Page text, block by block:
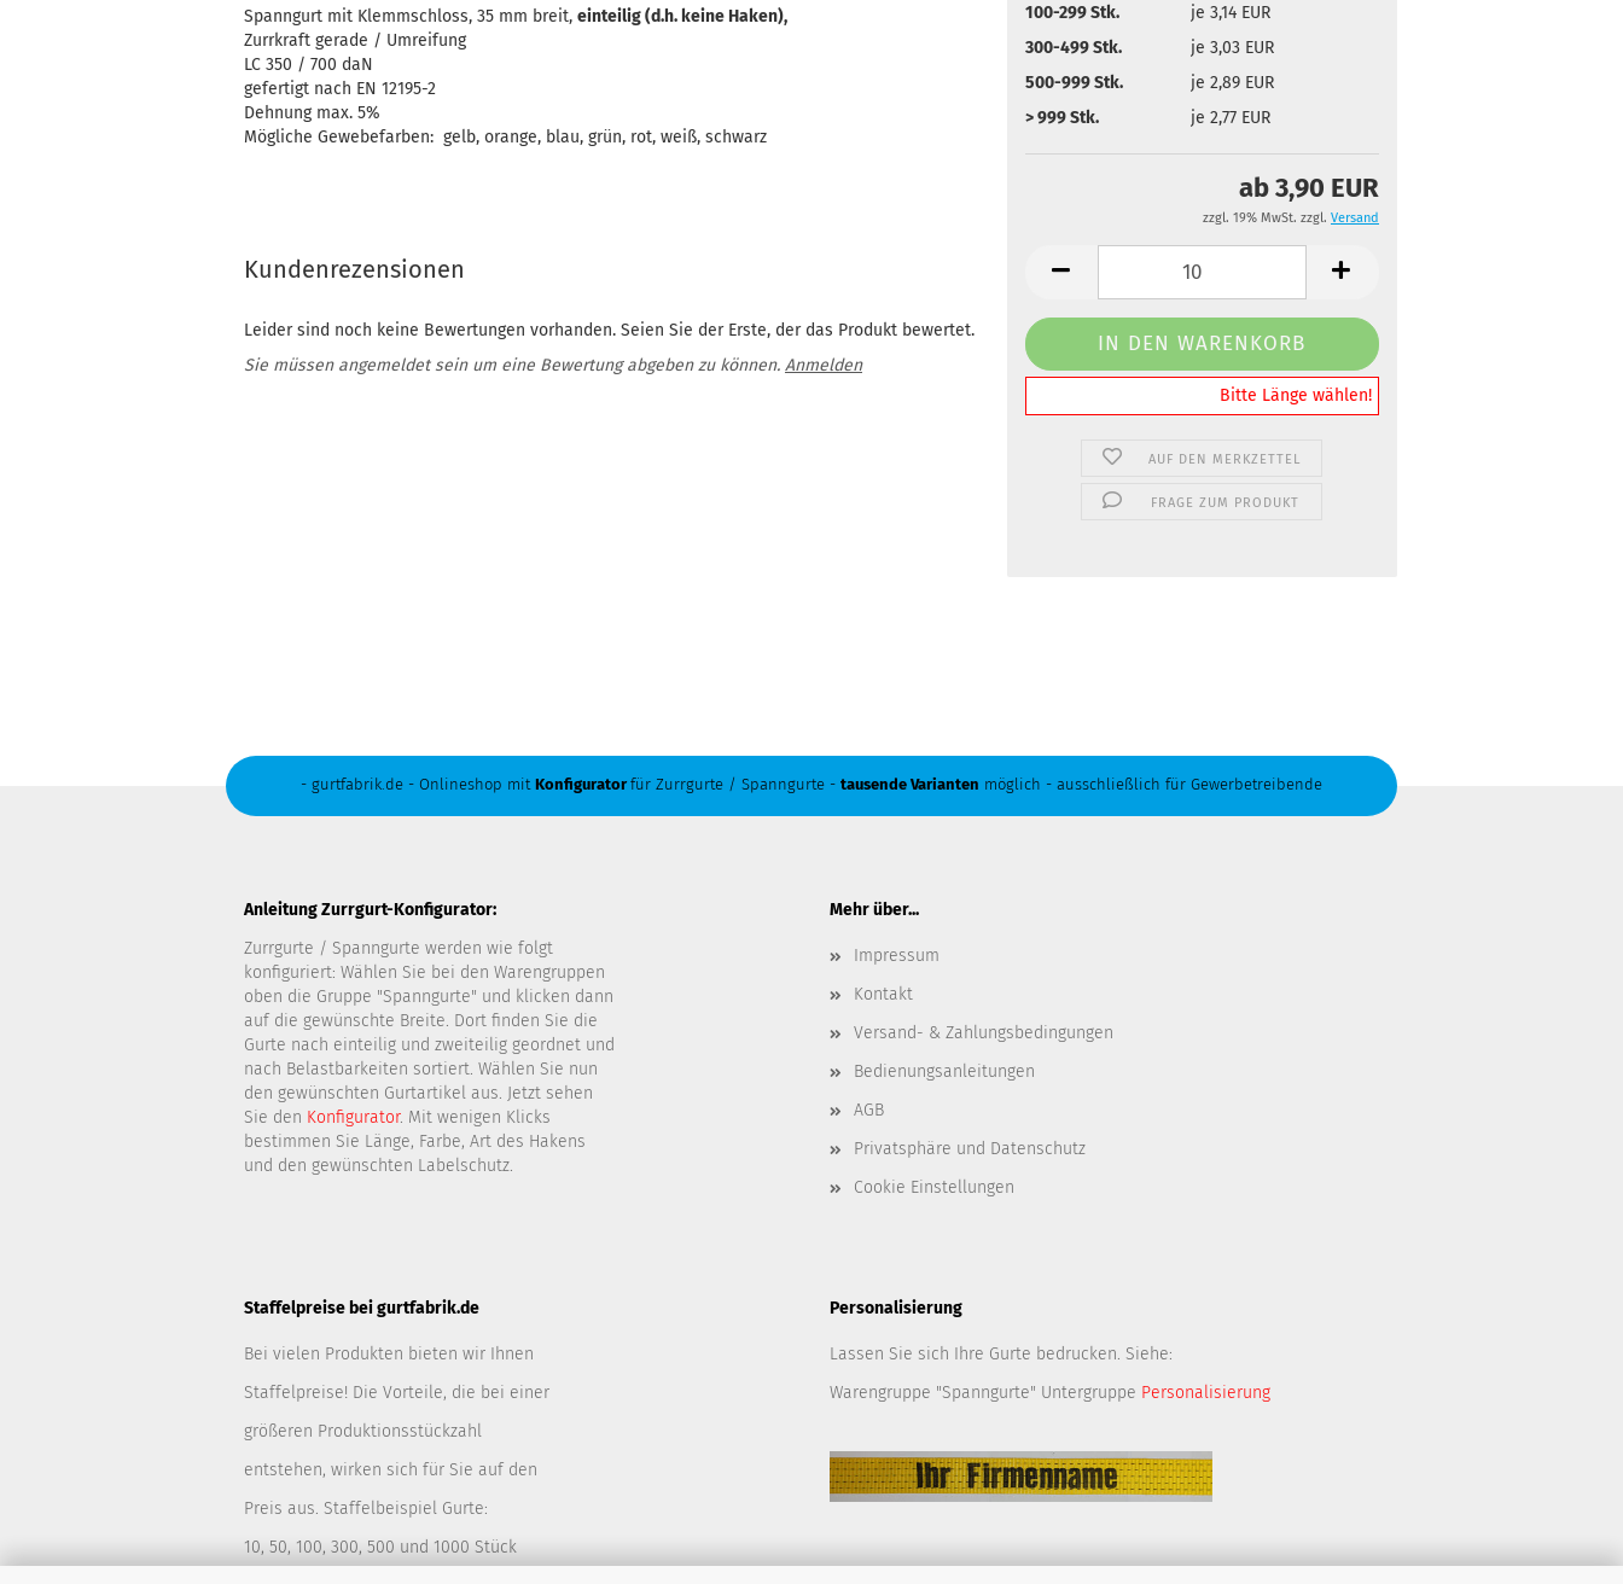
100-299 Stk.
je 3,14 EUR
300-499 Stk.
je 3,03 EUR
500-999 Stk.
je 2,89 EUR
> 999 Stk.
je 2,77 EUR
ab 3,90 EUR
zzgl. 19% MwSt. zzgl. Versand
️️️️️Bitte Länge wählen!
AUF DEN MERKZETTEL
FRAGE ZUM PRODUKT
Spanngurt mit Klemmschloss, 35 mm breit, einteilig (d.h. keine Haken),
Zurrkraft gerade / Umreifung
LC 350 / 700 daN
gefertigt nach EN 12195-2
Dehnung max. 5%
Mögliche Gewebefarben: gelb, orange, blau, grün, rot, weiß, schwarz
Kundenrezensionen
Leider sind noch keine Bewertungen vorhanden. Seien Sie der Erste, der das Produkt bewertet.
Sie müssen angemeldet sein um eine Bewertung abgeben zu können. Anmelden
- gurtfabrik.de - Onlineshop mit Konfiguratorfür Zurrgurte / Spanngurte - tausende Varianten möglich - ausschließlich für Gewerbetreibende
Anleitung Zurrgurt-Konfigurator:
Zurrgurte / Spanngurte werden wie folgt
konfiguriert: Wählen Sie bei den Warengruppen
oben die Gruppe "Spanngurte" und klicken dann
auf die gewünschte Breite. Dort finden Sie die
Gurte nach einteilig und zweiteilig geordnet und
nach Belastbarkeiten sortiert. Wählen Sie nun
den gewünschten Gurtartikel aus. Jetzt sehen
Sie den Konfigurator. Mit wenigen Klicks
bestimmen Sie Länge, Farbe, Art des Hakens
und den gewünschten Labelschutz.
Mehr über...
Impressum
Kontakt
Versand- & Zahlungsbedingungen
Bedienungsanleitungen
AGB
Privatsphäre und Datenschutz
Cookie Einstellungen
Staffelpreise bei gurtfabrik.de
Bei vielen Produkten bieten wir Ihnen
Staffelpreise! Die Vorteile, die bei einer
größeren Produktionsstückzahl
entstehen, wirken sich für Sie auf den
Preis aus. Staffelbeispiel Gurte:
10, 50, 100, 300, 500 und 1000 Stück
Personalisierung
Lassen Sie sich Ihre Gurte bedrucken. Siehe:
Warengruppe "Spanngurte" Untergruppe Personalisierung